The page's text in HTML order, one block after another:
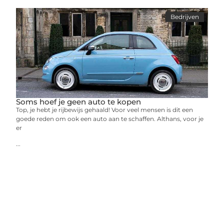
Bedrijven
Soms hoef je geen auto te kopen
Top, je hebt je rijbewijs gehaald! Voor veel mensen is dit een
goede reden om ook een auto aan te schaffen. Althans, voor je
er